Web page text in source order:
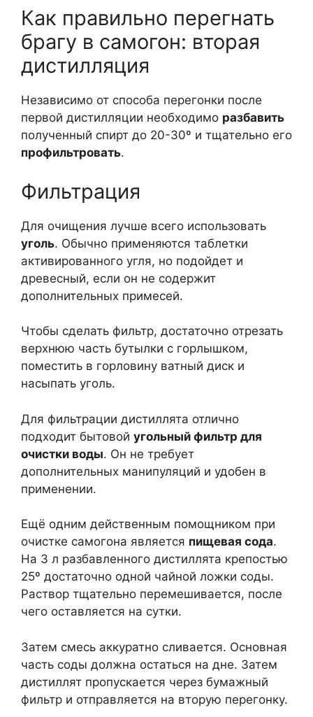
Как правильно перегнать
брагу в самогон: вторая
дистилляция
Независимо от способа перегонки после
первой дистилляции необходимо разбавить
полученный спирт до 20-30º и тщательно его
профильтровать.
Фильтрация
Для очищения лучше всего использовать
уголь. Обычно применяются таблетки
активированного угля, но подойдет и
древесный, если он не содержит
дополнительных примесей.
Чтобы сделать фильтр, достаточно отрезать
верхнюю часть бутылки с горлышком,
поместить в горловину ватный диск и
насыпать уголь.
Для фильтрации дистиллята отлично
подходит бытовой угольный фильтр для
очистки воды. Он не требует
дополнительных манипуляций и удобен в
применении.
Ещё одним действенным помощником при
очистке самогона является пищевая сода.
На 3 л разбавленного дистиллята крепостью
25º достаточно одной чайной ложки соды.
Раствор тщательно перемешивается, после
чего оставляется на сутки.
Затем смесь аккуратно сливается. Основная
часть соды должна остаться на дне. Затем
дистиллят пропускается через бумажный
фильтр и отправляется на вторую перегонку.